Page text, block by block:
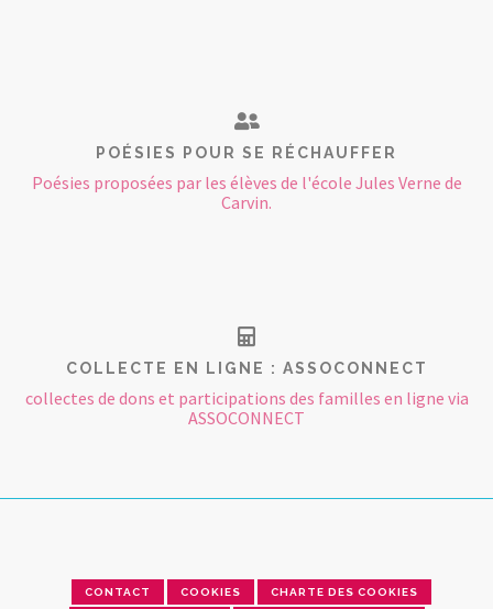
POÉSIES POUR SE RÉCHAUFFER
Poésies proposées par les élèves de l'école Jules Verne de
Carvin.
COLLECTE EN LIGNE : ASSOCONNECT
collectes de dons et participations des familles en ligne via
ASSOCONNECT
CONTACT COOKIES CHARTE DES COOKIES